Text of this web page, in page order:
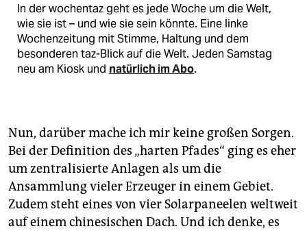
In der wochentaz geht es jede Woche um die Welt,
wie sie ist – und wie sie sein könnte. Eine linke
Wochenzeitung mit Stimme, Haltung und dem
besonderen taz-Blick auf die Welt. Jeden Samstag
neu am Kiosk und natürlich im Abo.
Nun, darüber mache ich mir keine großen Sorgen.
Bei der Definition des „harten Pfades“ ging es eher
um zentralisierte Anlagen als um die
Ansammlung vieler Erzeuger in einem Gebiet.
Zudem steht eines von vier Solarpaneelen weltweit
auf einem chinesischen Dach. Und ich denke, es